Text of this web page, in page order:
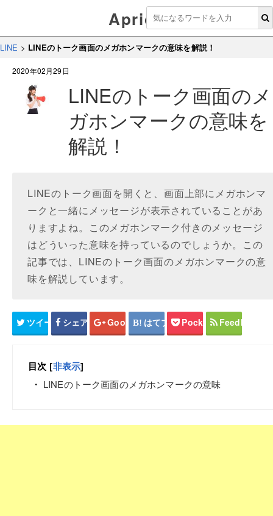
Aprico
LINE > LINEのトーク画面のメガホンマークの意味を解説！
2020年02月29日
LINEのトーク画面のメ
ガホンマークの意味を
解説！
LINEのトーク画面を開くと、画面上部にメガホンマ
ークと一緒にメッセージが表示されていることがあ
りますよね。このメガホンマーク付きのメッセージ
はどういった意味を持っているのでしょうか。この
記事では、LINEのトーク画面のメガホンマークの意
味を解説しています。
ツイート シェア Google+ はてブ Pocket Feedly
目次 [非表示]
LINEのトーク画面のメガホンマークの意味